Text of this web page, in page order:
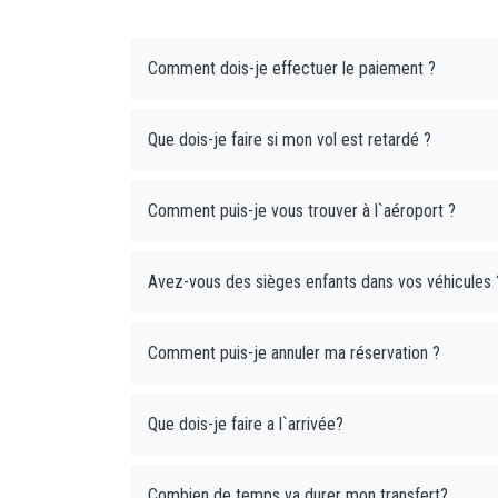
Comment dois-je effectuer le paiement ?
Que dois-je faire si mon vol est retardé ?
Comment puis-je vous trouver à l`aéroport ?
Avez-vous des sièges enfants dans vos véhicules
Comment puis-je annuler ma réservation ?
Que dois-je faire a l`arrivée?